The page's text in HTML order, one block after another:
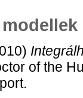
of the